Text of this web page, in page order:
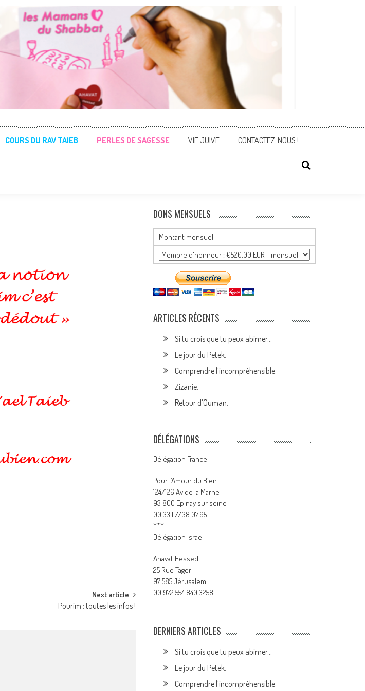
COURS DU RAV TAIEB PERLES DE SAGESSE VIE JUIVE CONTACTEZ-NOUS !
Next article
Pourim : toutes les infos !
DONS MENSUELS
Montant mensuel
ARTICLES RÉCENTS
Si tu crois que tu peux abimer…
Le jour du Petek.
Comprendre l’incompréhensible.
Zizanie.
Retour d’Ouman.
DÉLÉGATIONS
Délégation France
Pour l’Amour du Bien
124/126 Av de la Marne
93 800 Epinay sur seine
00.33.1.77.38.07.95
***
Délégation Israël
Ahavat Hessed
25 Rue Tager
97 585 Jérusalem
00.972.554.840.3258
DERNIERS ARTICLES
Si tu crois que tu peux abimer…
Le jour du Petek.
Comprendre l’incompréhensible.